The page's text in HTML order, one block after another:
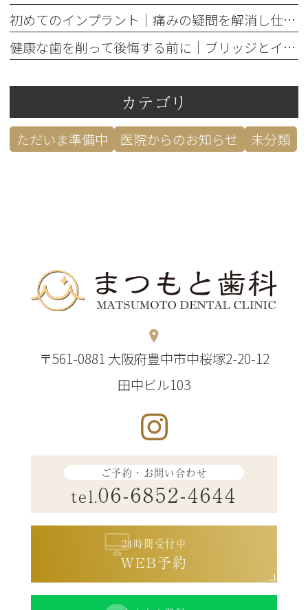
初めてのインプラント｜痛みの疑問を解消し仕事への影響を防ぐ対策
健康な歯を削って後悔する前に｜ブリッジとインプラント5つの判断基準
カテゴリ
ただいま準備中 医院からのお知らせ 未分類
〒561-0881 大阪府豊中市中桜塚2-20-12
田中ビル103
ご予約・お問い合わせ
tel.06-6852-4644
24時間受付中
WEB予約